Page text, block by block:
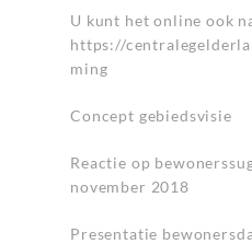
U kunt het online ook
https://
ming
Concept gebiedsvisie
Reactie op
november 2018
Presentatie